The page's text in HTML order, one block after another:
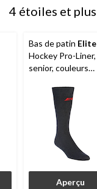
4 étoiles et plus
Bas de patin Elite
Hockey Pro-Liner,
senior, couleurs
Aperçu